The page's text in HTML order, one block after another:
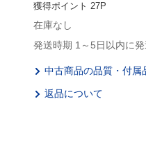
獲得ポイント 27P
在庫なし
発送時期 1～5日以内に発
中古商品の品質・付属
返品について